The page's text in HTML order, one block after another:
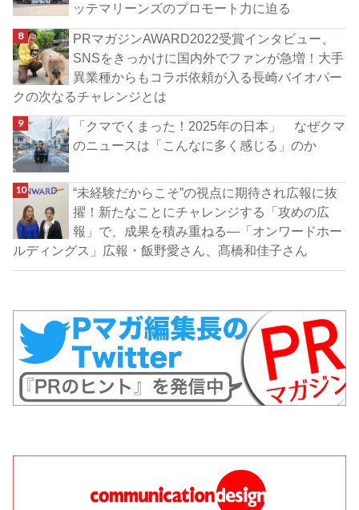
ッテマリーンズのプロモート力に迫る
PRマガジンAWARD2022受賞インタビュー、
SNSをきっかけに国内外でファンが急増！大手
異業種からもコラボ依頼が入る長崎バイオパー
クの次なるチャレンジとは
「クマでくまった！2025年の日本」 なぜクマ
のニュースは「こんなに多く感じる」のか
“未経験だからこそ”の視点に期待され広報に抜
擢！新たなことにチャレンジする「攻めの広
報」で、成果を積み重ねる―「オンワードホー
ルディングス」広報・飯野愛さん、髙橋和佳子さん